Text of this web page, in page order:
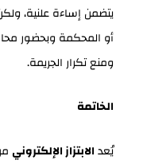
يتضمن إساءة علنية،
أو المحكمة وبحضور
ومنع تكرار الجريمة.
الخاتمة
يُعدالابتزاز الإلكتروني